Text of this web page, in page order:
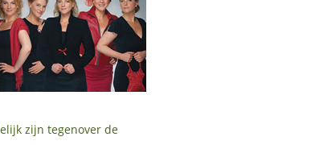
zijn tegenover de